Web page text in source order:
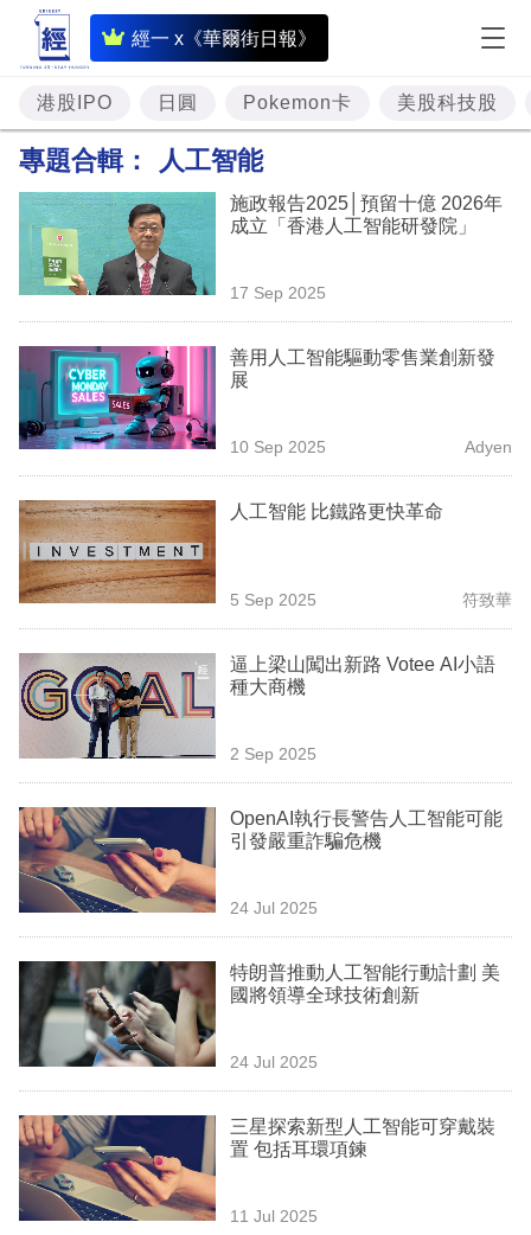
經一 x《華爾街日報》
即
時
財
經
題
投
資
樓
市
理
商
業
科
技
職
場
生
時
事
欄
訂
閱
區
港股IPO 日圓 Pokemon卡 美股科技股
專題合輯： 人工智能
施政報告2025│預留十億 2026年
成立「香港人工智能研發院」
17 Sep 2025
善用人工智能驅動零售業創新發
展
10 Sep 2025 Adyen
人工智能 比鐵路更快革命
5 Sep 2025 符致華
逼上梁山闖出新路 Votee AI小語
種大商機
2 Sep 2025
OpenAI執行長警告人工智能可能
引發嚴重詐騙危機
24 Jul 2025
特朗普推動人工智能行動計劃 美
國將領導全球技術創新
24 Jul 2025
三星探索新型人工智能可穿戴裝
置 包括耳環項鍊
11 Jul 2025